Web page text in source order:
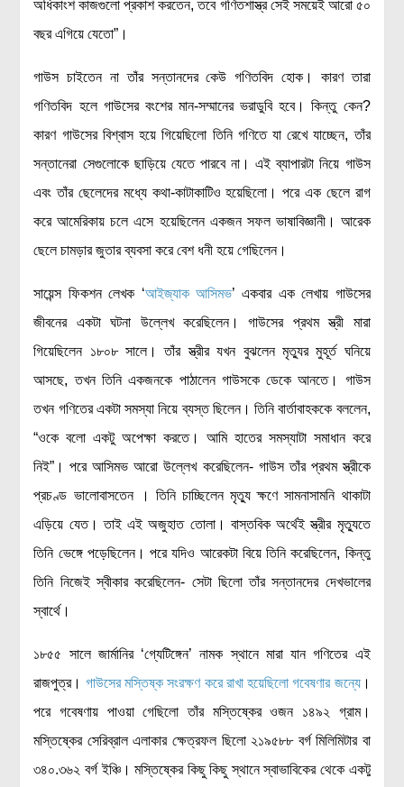
অধিকাংশ কাজগুলো প্রকাশ করতেন, তবে গণিতশাস্ত্র সেই সময়েই আরো ৫০
বছর এগিয়ে যেতো”।
গাউস চাইতেন না তাঁর সন্তানদের কেউ গণিতবিদ হোক। কারণ তারা
গণিতবিদ হলে গাউসের বংশের মান-সম্মানের ভরাডুবি হবে। কিন্তু কেন?
কারণ গাউসের বিশ্বাস হয়ে গিয়েছিলো তিনি গণিতে যা রেখে যাচ্ছেন, তাঁর
সন্তানেরা সেগুলোকে ছাড়িয়ে যেতে পারবে না। এই ব্যাপারটা নিয়ে গাউস
এবং তাঁর ছেলেদের মধ্যে কথা-কাটাকাটিও হয়েছিলো। পরে এক ছেলে রাগ
করে আমেরিকায় চলে এসে হয়েছিলেন একজন সফল ভাষাবিজ্ঞানী। আরেক
ছেলে চামড়ার জুতার ব্যবসা করে বেশ ধনী হয়ে গেছিলেন।
সায়েন্স ফিকশন লেখক ‘আইজ্যাক আসিমভ’ একবার এক লেখায় গাউসের
জীবনের একটা ঘটনা উল্লেখ করেছিলেন। গাউসের প্রথম স্ত্রী মারা
গিয়েছিলেন ১৮০৮ সালে। তাঁর স্ত্রীর যখন বুঝলেন মৃত্যুর মুহূর্ত ঘনিয়ে
আসছে, তখন তিনি একজনকে পাঠালেন গাউসকে ডেকে আনতে। গাউস
তখন গণিতের একটা সমস্যা নিয়ে ব্যস্ত ছিলেন। তিনি বার্তাবাহককে বললেন,
“ওকে বলো একটু অপেক্ষা করতে। আমি হাতের সমস্যাটা সমাধান করে
নিই”। পরে আসিমভ আরো উল্লেখ করেছিলেন- গাউস তাঁর প্রথম স্ত্রীকে
প্রচণ্ড ভালোবাসতেন । তিনি চাচ্ছিলেন মৃত্যু ক্ষণে সামনাসামনি থাকাটা
এড়িয়ে যেত। তাই এই অজুহাত তোলা। বাস্তবিক অর্থেই স্ত্রীর মৃত্যুতে
তিনি ভেঙ্গে পড়েছিলেন। পরে যদিও আরেকটা বিয়ে তিনি করেছিলেন, কিন্তু
তিনি নিজেই স্বীকার করেছিলেন- সেটা ছিলো তাঁর সন্তানদের দেখভালের
স্বার্থে।
১৮৫৫ সালে জার্মানির ‘গ্যেটিঙ্গেন’ নামক স্থানে মারা যান গণিতের এই
রাজপুত্র। গাউসের মস্তিষ্ক সংরক্ষণ করে রাখা হয়েছিলো গবেষণার জন্যে।
পরে গবেষণায় পাওয়া গেছিলো তাঁর মস্তিষ্কের ওজন ১৪৯২ গ্রাম।
মস্তিষ্কের সেরিব্রাল এলাকার ক্ষেত্রফল ছিলো ২১৯৫৮৮ বর্গ মিলিমিটার বা
৩৪০.৩৬২ বর্গ ইঞ্চি। মস্তিষ্কের কিছু কিছু স্থানে স্বাভাবিকের থেকে একটু